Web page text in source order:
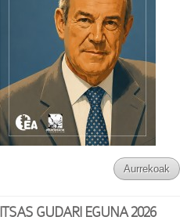
Aurrekoak
ITSAS GUDARI EGUNA 2026